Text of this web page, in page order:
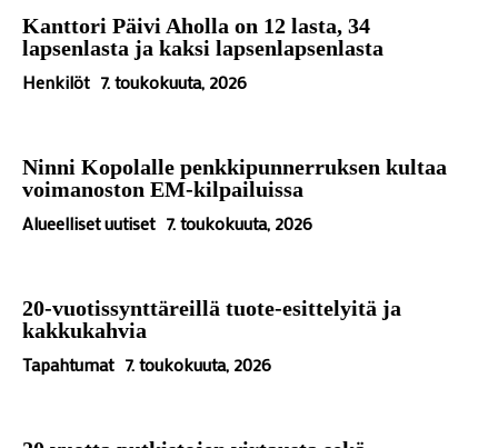
Kanttori Päivi Aholla on 12 lasta, 34
lapsenlasta ja kaksi lapsenlapsenlasta
Henkilöt 7. toukokuuta, 2026
Ninni Kopolalle penkkipunnerruksen kultaa
voimanoston EM-kilpailuissa
Alueelliset uutiset 7. toukokuuta, 2026
20-vuotissynttäreillä tuote-esittelyitä ja
kakkukahvia
Tapahtumat 7. toukokuuta, 2026